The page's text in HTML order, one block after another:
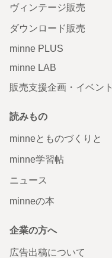
ヴィンテージ販売
ダウンロード販売
minne PLUS
minne LAB
販売支援企画・イベント
読みもの
minneとものづくりと
minne学習帖
ニュース
minneの本
企業の方へ
広告出稿について